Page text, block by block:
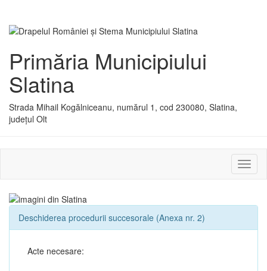
Primăria Municipiului
Slatina
Strada Mihail Kogălniceanu, numărul 1, cod 230080, Slatina,
județul Olt
sau
Deschiderea procedurii succesorale (Anexa nr. 2)
Acte necesare: